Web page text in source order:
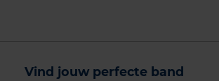
Vind jouw perfecte band